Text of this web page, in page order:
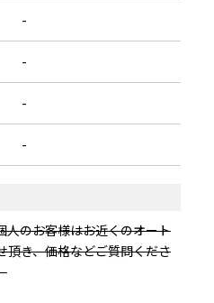
-
-
-
-
人のお客様はお近くのオート
頂き、価格などご質問くださ